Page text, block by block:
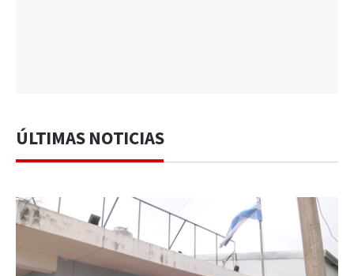
ÚLTIMAS NOTICIAS